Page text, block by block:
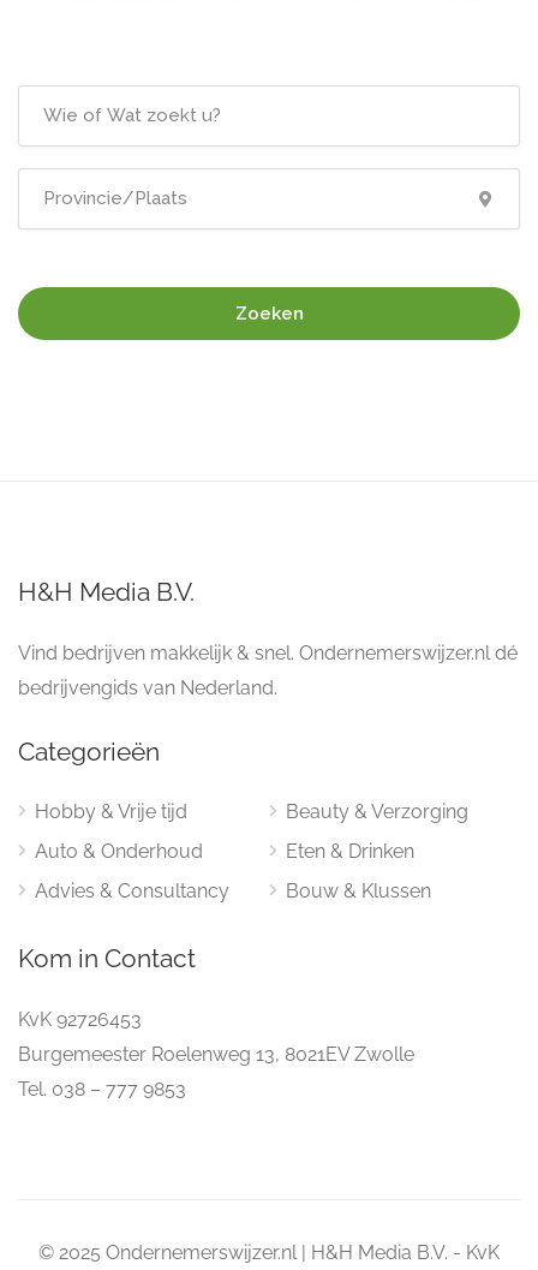
Zoeken
H&H Media B.V.
Vind bedrijven makkelijk & snel. Ondernemerswijzer.nl dé
bedrijvengids van Nederland.
Categorieën
Hobby & Vrije tijd
Auto & Onderhoud
Advies & Consultancy
Beauty & Verzorging
Eten & Drinken
Bouw & Klussen
Kom in Contact
KvK 92726453
Burgemeester Roelenweg 13, 8021EV Zwolle
Tel. 038 – 777 9853
© 2025 Ondernemerswijzer.nl | H&H Media B.V. - KvK